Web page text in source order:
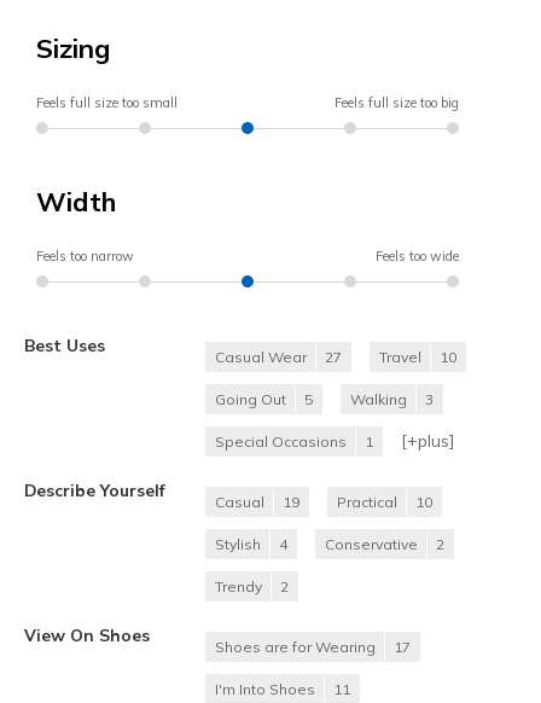
Sizing
Feels full size too small Feels full size too big
Width
Feels too narrow Feels too wide
Best Uses
Casual Wear 27 Travel 10
Going Out 5 Walking 3
Special Occasions 1 [+plus]
Describe Yourself
Casual 19 Practical 10
Stylish 4 Conservative 2
Trendy 2
View On Shoes
Shoes are for Wearing 17
I'm Into Shoes 11